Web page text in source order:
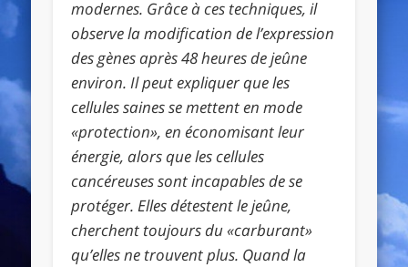
modernes. Grâce à ces techniques, il
observe la modification de l’expression
des gènes après 48 heures de jeûne
environ. Il peut expliquer que les
cellules saines se mettent en mode
«protection», en économisant leur
énergie, alors que les cellules
cancéreuses sont incapables de se
protéger. Elles détestent le jeûne,
cherchent toujours du «carburant»
qu’elles ne trouvent plus. Quand la